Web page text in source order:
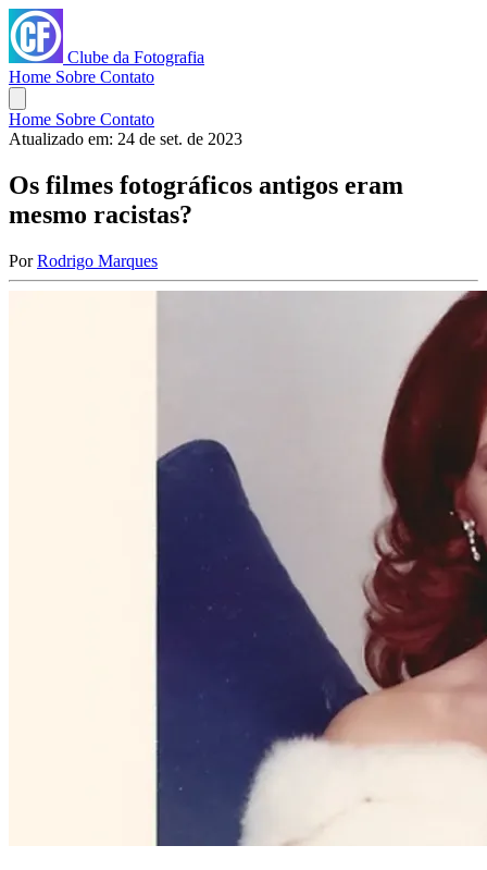
Clube da Fotografia
Home Sobre Contato
Home Sobre Contato
Atualizado em: 24 de set. de 2023
Os filmes fotográficos antigos eram
mesmo racistas?
Por Rodrigo Marques